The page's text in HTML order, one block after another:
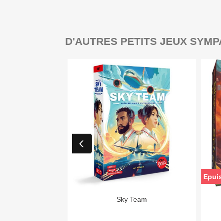
D'AUTRES PETITS JEUX
Aperçu rapide
Sky Team